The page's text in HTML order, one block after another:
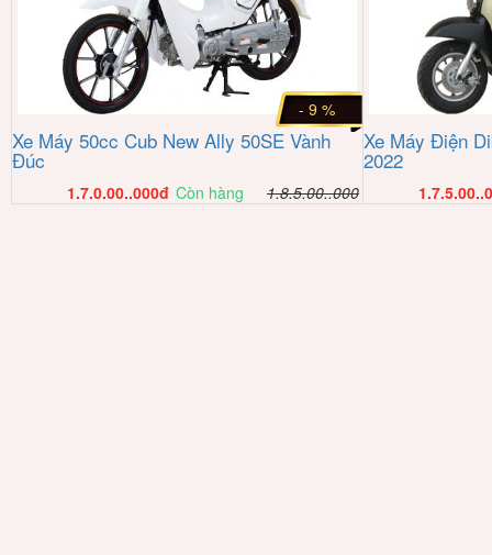
Xe Máy 50cc Cub New Ally 50SE Vành
Đúc
1.8.5.00..000
- 9 %
1.7.0.00..000đ Còn hàng
Xe Máy Điện
2022